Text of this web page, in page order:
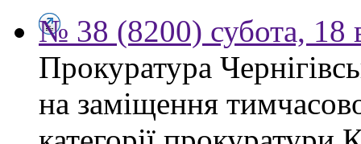
№ 38 (8200) субота, 18
Прокуратура
на заміщення